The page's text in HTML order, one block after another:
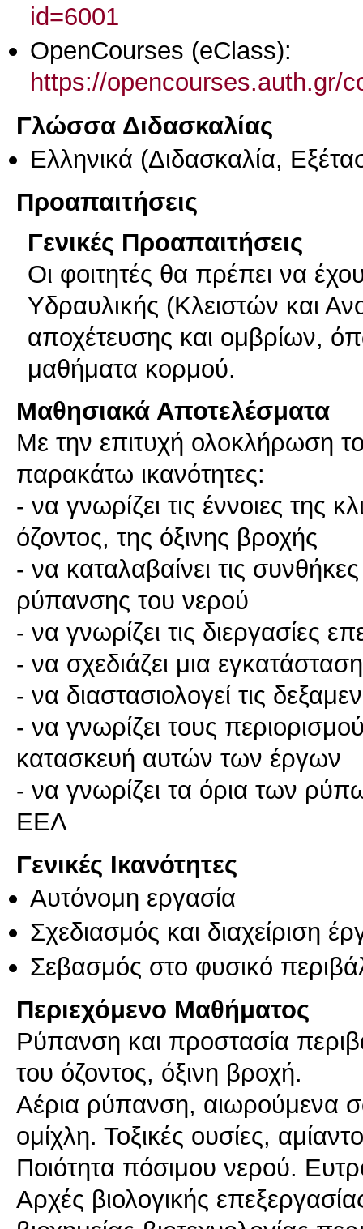
id=6001
OpenCourses (eClass):
https://opencourses.auth.gr/
Γλώσσα Διδασκαλίας
Ελληνικά (Διδασκαλία,
Προαπαιτήσεις
Γενικές Προαπαιτήσεις
Οι φοιτητές θα πρέπει να
Υδραυλικής (Κλειστών και
αποχέτευσης και ομβρίων,
μαθήματα κορμού.
Μαθησιακά Αποτελέσματα
Με την επιτυχή ολοκλήρωση
παρακάτω ικανότητες:
- να γνωρίζει τις έννοιες της
όζοντος, της όξινης βροχής
- να καταλαβαίνει τις
ρύπανσης του νερού
- να γνωρίζει τις διεργασίες
- να σχεδιάζει μια
- να διαστασιολογεί τις
- να γνωρίζει τους
κατασκευή αυτών των έργων
- να γνωρίζει τα όρια των
ΕΕΛ
Γενικές Ικανότητες
Αυτόνομη εργασία
Σχεδιασμός και διαχείριση
Σεβασμός στο φυσικό
Περιεχόμενο Μαθήματος
Ρύπανση και προστασία
του όζοντος, όξινη βροχή.
Αέρια ρύπανση, αιωρούμενα
ομίχλη. Τοξικές ουσίες,
Ποιότητα πόσιμου νερού.
Αρχές βιολογικής